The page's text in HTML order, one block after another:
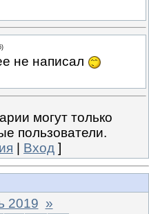
не написал
могут только
пользователи.
Вход ]
2019 »